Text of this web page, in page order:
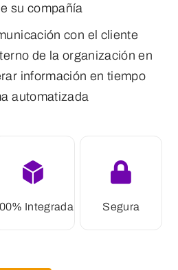
su compañía
con el cliente
de la organización en
información en tiempo
automatizada
Integrada Segura